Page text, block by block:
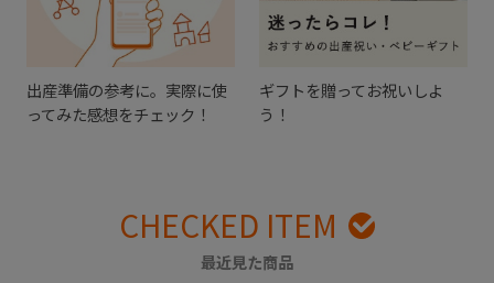
出産準備の参考に。実際に使
ってみた感想をチェック！
ギフトを贈ってお祝いしよ
う！
CHECKED ITEM
最近見た商品